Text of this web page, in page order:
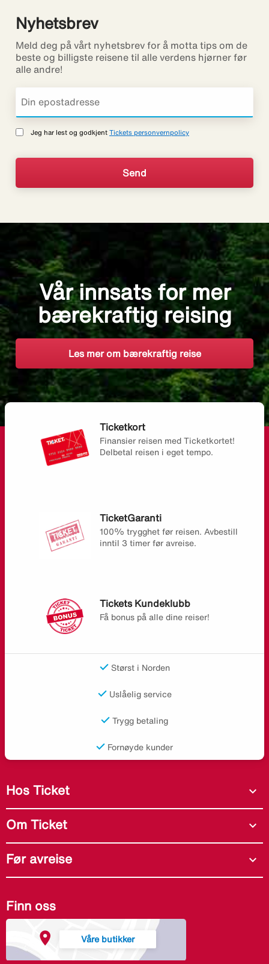
Nyhetsbrev
Meld deg på vårt nyhetsbrev for å motta tips om de
beste og billigste reisene til alle verdens hjørner før
alle andre!
Jeg har lest og godkjent Tickets personvernpolicy
Vår innsats for mer
bærekraftig reising
Les mer om bærekraftig reise
Ticketkort
Finansier reisen med Ticketkortet!
Delbetal reisen i eget tempo.
TicketGaranti
100% trygghet før reisen. Avbestill
inntil 3 timer før avreise.
Tickets Kundeklubb
Få bonus på alle dine reiser!
Størst i Norden
Uslåelig service
Trygg betaling
Fornøyde kunder
Hos Ticket expand_more
Om Ticket expand_more
Før avreise expand_more
Finn oss
Våre butikker